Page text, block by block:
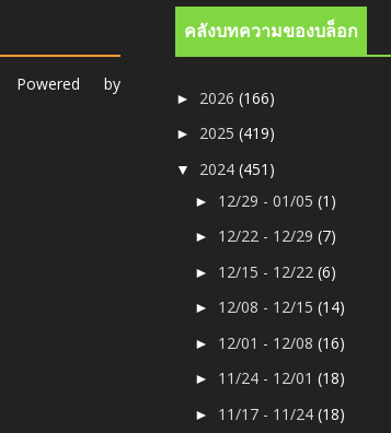
by
คลังบทความของบล็อก
► 2026(166)
► 2025(419)
▼ 2024(451)
► 12/29 - 01/05(1)
► 12/22 - 12/29(7)
► 12/15 - 12/22(6)
► 12/08 - 12/15(14)
► 12/01 - 12/08(16)
► 11/24 - 12/01(18)
► 11/17 - 11/24(18)